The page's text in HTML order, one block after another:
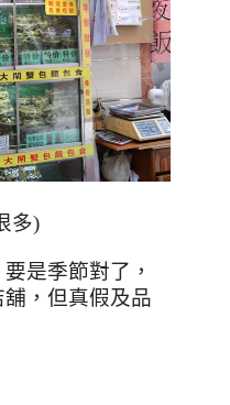
多)
要是季節對了 ，
舖 ，但真假及品